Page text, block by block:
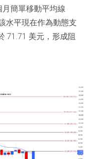
簡單移動平均線
水平現在作為動態支
71.71 美元，形成阻